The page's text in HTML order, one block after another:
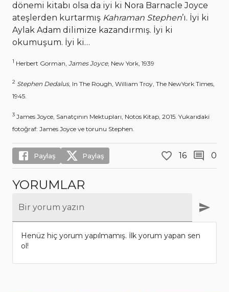
dönemi kitabı olsa da iyi ki Nora Barnacle Joyce
ateşlerden kurtarmış Kahraman Stephen’ı. İyi ki
Aylak Adam dilimize kazandırmış. İyi ki
okumuşum. İyi ki…
1 Herbert Gorman, James Joyce, New York, 1939
2 Stephen Dedalus, In The Rough, William Troy, The NewYork Times,
1945.
3 James Joyce, Sanatçının Mektupları, Notos Kitap, 2015. Yukarıdaki
fotoğraf: James Joyce ve torunu Stephen.
Paylaş Paylaş 16 0
YORUMLAR
Bir yorum yazın
Henüz hiç yorum yapılmamış. İlk yorum yapan sen
ol!